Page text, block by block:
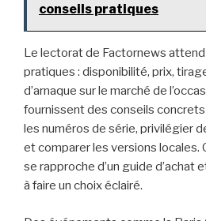
conseils pratiques
Le lectorat de Factornews
pratiques : disponibilité, prix,
d’arnaque sur le marché de
fournissent des conseils
les numéros de série, privilégier
et comparer les versions locales.
se rapproche d’un guide d’achat
à faire un choix éclairé.